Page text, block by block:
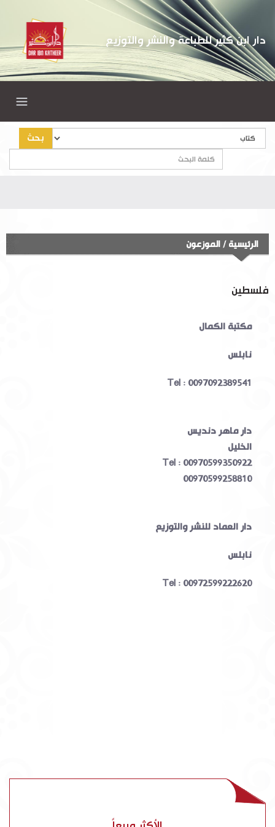
دار ابن كثير للطباعة والنشر والتوزيع
بحث
الرئيسية / الموزعون
فلسطين
مكتبة الكمال
نابلس
Tel : 0097092389541
دار ماهر دنديس
الخليل
Tel : 00970599350922
00970599258810
دار العماد للنشر والتوزيع
نابلس
Tel : 00972599222620